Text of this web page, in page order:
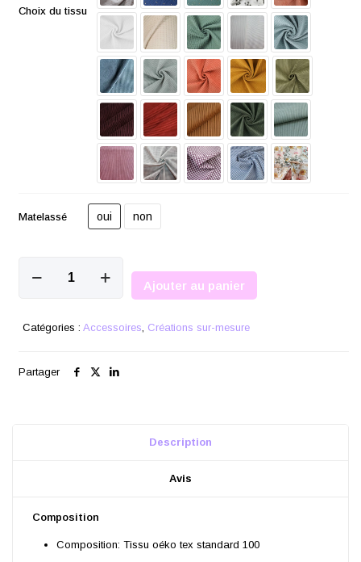
Choix du tissu
Matelassé oui non
plate
Ajouter au panier
Catégories :Accessoires, Créations sur-mesure
Partager
Description
Avis
Composition
Composition: Tissu oéko texstandard 100